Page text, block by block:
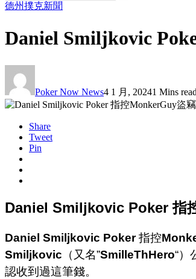
德州撲克新聞
Daniel Smiljkovic
Poker Now News4 1 月, 20241 Mins read
Share
Tweet
Pin
Daniel Smiljkovic Poker 指
Daniel Smiljkovic Poker指控
Smiljkovic （又名”SmilleThHero“）
認收到過這筆錢。